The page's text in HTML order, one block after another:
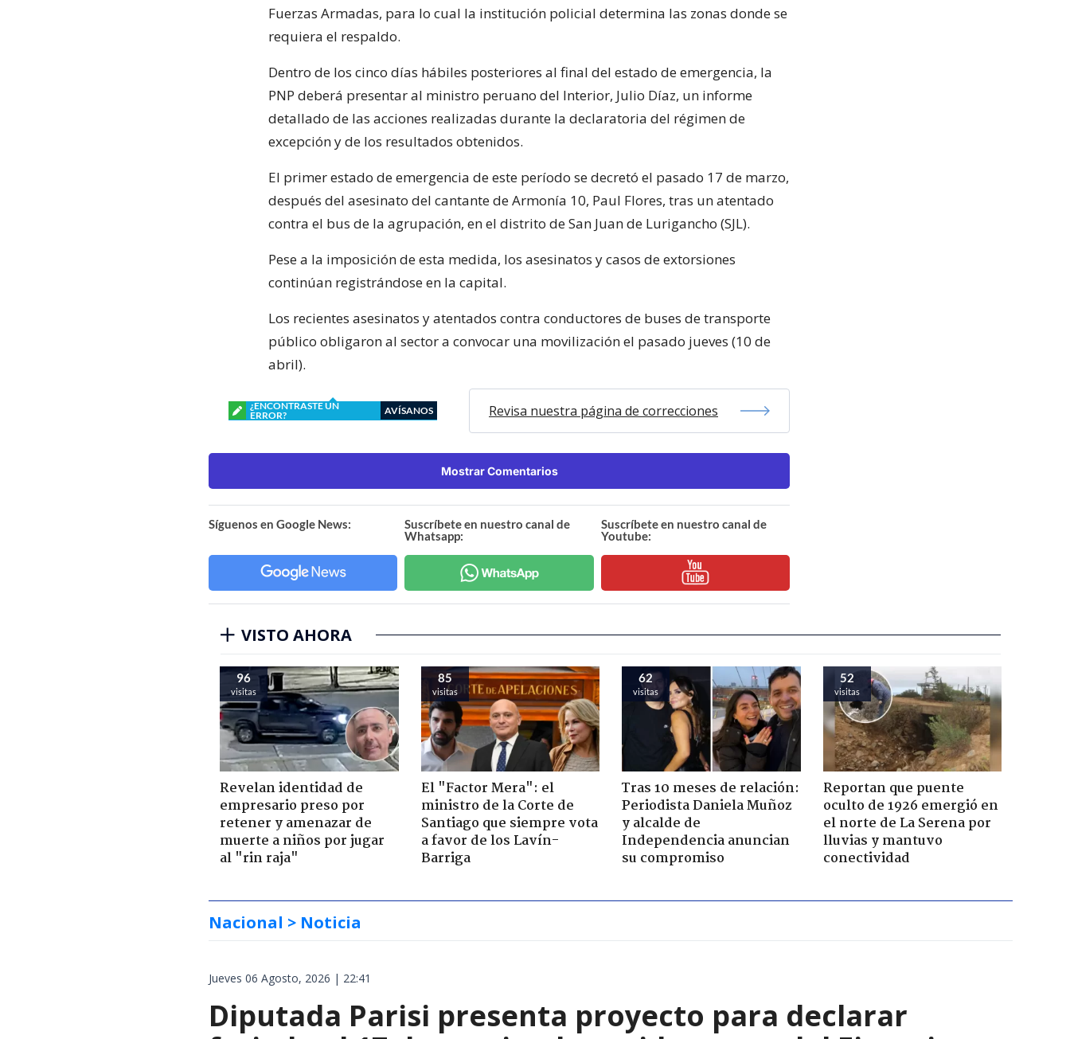
Fuerzas Armadas, para lo cual la institución policial determina las zonas donde se
requiera el respaldo.
Dentro de los cinco días hábiles posteriores al final del estado de emergencia, la
PNP deberá presentar al ministro peruano del Interior, Julio Díaz, un informe
detallado de las acciones realizadas durante la declaratoria del régimen de
excepción y de los resultados obtenidos.
El primer estado de emergencia de este período se decretó el pasado 17 de marzo,
después del asesinato del cantante de Armonía 10, Paul Flores, tras un atentado
contra el bus de la agrupación, en el distrito de San Juan de Lurigancho (SJL).
Pese a la imposición de esta medida, los asesinatos y casos de extorsiones
continúan registrándose en la capital.
Los recientes asesinatos y atentados contra conductores de buses de transporte
público obligaron al sector a convocar una movilización el pasado jueves (10 de
abril).
¿ENCONTRASTE UN
ERROR?
AVÍSANOS Revisa nuestra página de correcciones
Mostrar Comentarios
Síguenos en Google News:
Suscríbete en nuestro canal de
Whatsapp:
Suscríbete en nuestro canal de
Youtube:
VISTO AHORA
96
visitas
Revelan identidad de
empresario preso por
retener y amenazar de
muerte a niños por jugar
al "rin raja"
85
visitas
El "Factor Mera": el
ministro de la Corte de
Santiago que siempre vota
a favor de los Lavín-
Barriga
62
visitas
Tras 10 meses de relación:
Periodista Daniela Muñoz
y alcalde de
Independencia anuncian
su compromiso
52
visitas
Reportan que puente
oculto de 1926 emergió en
el norte de La Serena por
lluvias y mantuvo
conectividad
Nacional > Noticia
Jueves 06 Agosto, 2026 | 22:41
Diputada Parisi presenta proyecto para declarar